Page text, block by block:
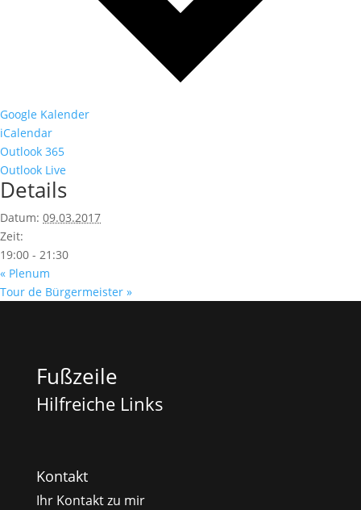
Google Kalender
iCalendar
Outlook 365
Outlook Live
Details
Datum: 09.03.2017
Zeit:
19:00 - 21:30
« Plenum
Tour de Bürgermeister »
Fußzeile
Hilfreiche Links
Kontakt
Ihr Kontakt zu mir